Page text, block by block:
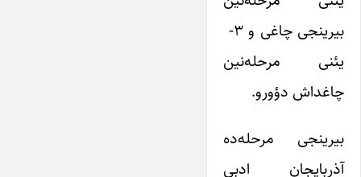
بیرینجی چاغی و ۳-
یئنی مرحله‌نین
چاغداش دؤورو.
بیرینجی مرحله‌ده
آذربایجان ادبی